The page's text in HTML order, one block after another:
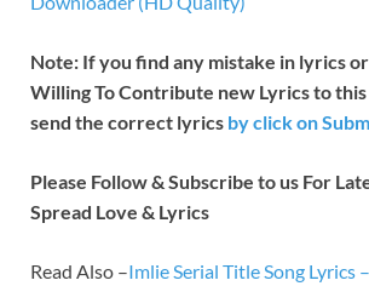
Note: If you find any mistake in lyrics
Willing To Contribute new Lyrics to
send the correct lyrics byclick on
Please Follow & Subscribe to us For
Spread Love & Lyrics
Read Also –Imlie Serial Title Song Lyrics